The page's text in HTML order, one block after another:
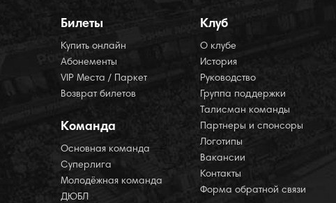
Билеты
Купить онлайн
Абонементы
VIP Места / Паркет
Возврат билетов
Команда
Основная команда
Суперлига
Молодёжная команда
ДЮБЛ
Клуб
О клубе
История
Руководство
Группа поддержки
Талисман команды
Партнеры и спонсоры
Логотипы
Вакансии
Контакты
Форма обратной связи